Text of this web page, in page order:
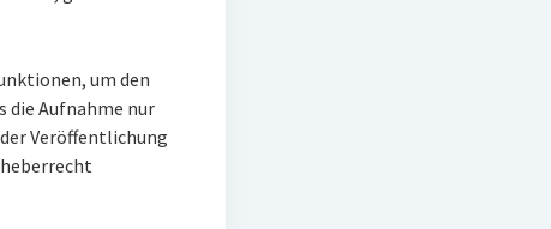
um den
die Aufnahme nur
Veröffentlichung